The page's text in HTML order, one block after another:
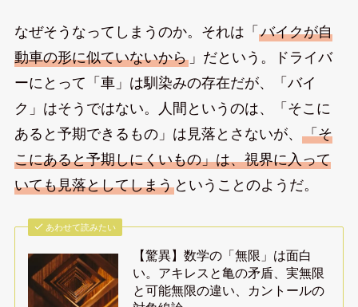
なぜそうなってしまうのか。それは「 バイクが自
動車の形に似ていないから」だという。ドライバ
ーにとって「車」は馴染みの存在だが、「バイ
ク」はそうではない。人間というのは、「そこに
あると予期できるもの」は見落とさないが、 「そ
こにあると予期しにくいもの」は、視界に入って
いても見落としてしまうということのようだ。
あわせて読みたい
【驚異】数学の「無限」は面白
い。アキレスと亀の矛盾、実無限
と可能無限の違い、カントールの